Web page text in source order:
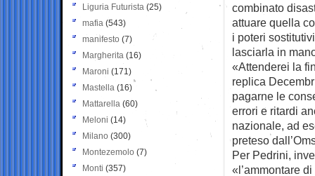
combinato
attuare quella
i poteri
lasciarla in
«Attenderei la
replica
pagarne le
errori e ritardi
nazionale, ad
preteso
Per Pedrini,
«l’ammontare
Liguria Futurista (25)
mafia (543)
manifesto (7)
Margherita (16)
Maroni (171)
Mastella (16)
Mattarella (60)
Meloni (14)
Milano (300)
Montezemolo (7)
Monti (357)